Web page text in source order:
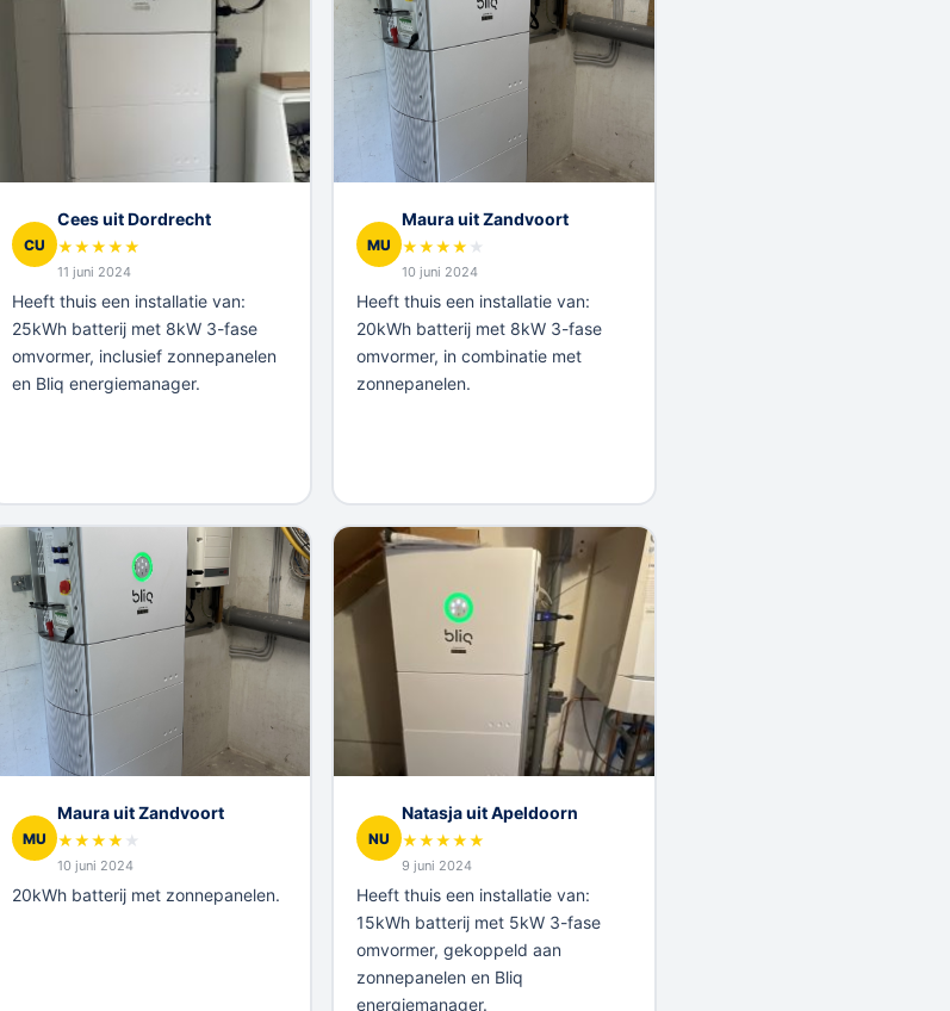
CU
Cees uit Dordrecht
★★★★★
11 juni 2024
Heeft thuis een installatie van:
25kWh batterij met 8kW 3-fase
omvormer, inclusief zonnepanelen
en Bliq energiemanager.
MU
Maura uit Zandvoort
★★★★ ★
10 juni 2024
Heeft thuis een installatie van:
20kWh batterij met 8kW 3-fase
omvormer, in combinatie met
zonnepanelen.
MU
Maura uit Zandvoort
★★★★ ★
10 juni 2024
20kWh batterij met zonnepanelen.
NU
Natasja uit Apeldoorn
★★★★★
9 juni 2024
Heeft thuis een installatie van:
15kWh batterij met 5kW 3-fase
omvormer, gekoppeld aan
zonnepanelen en Bliq
energiemanager.